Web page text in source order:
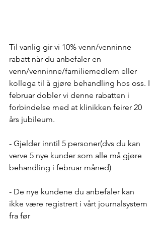
Til vanlig gir vi 10% venn/venninne
rabatt når du anbefaler en
venn/venninne/familiemedlem eller
kollega til å gjøre behandling hos oss. I
februar dobler vi denne rabatten i
forbindelse med at klinikken feirer 20
års jubileum.
- Gjelder inntil 5 personer(dvs du kan
verve 5 nye kunder som alle må gjøre
behandling i februar måned)
- De nye kundene du anbefaler kan
ikke være registrert i vårt journalsystem
fra før